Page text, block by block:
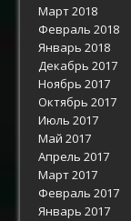
Март 2018
Февраль 2018
Январь 2018
Декабрь 2017
Ноябрь 2017
Октябрь 2017
Июль 2017
Май 2017
Апрель 2017
Март 2017
Февраль 2017
Январь 2017